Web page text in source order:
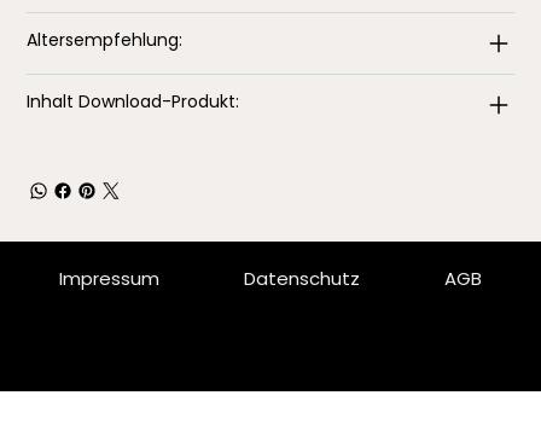
Altersempfehlung:
Inhalt Download-Produkt:
Impressum Datenschutz AGB